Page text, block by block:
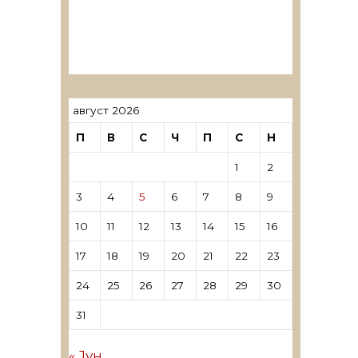
август 2026
П В С Ч П С Н
1 2
3 4 5 6 7 8 9
10 11 12 13 14 15 16
17 18 19 20 21 22 23
24 25 26 27 28 29 30
31